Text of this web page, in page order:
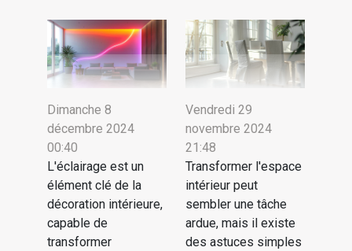
Dimanche 8
décembre 2024
00:40
L'éclairage est un
élément clé de la
décoration intérieure,
capable de
transformer
Vendredi 29
novembre 2024
21:48
Transformer l'espace
intérieur peut
sembler une tâche
ardue, mais il existe
des astuces simples